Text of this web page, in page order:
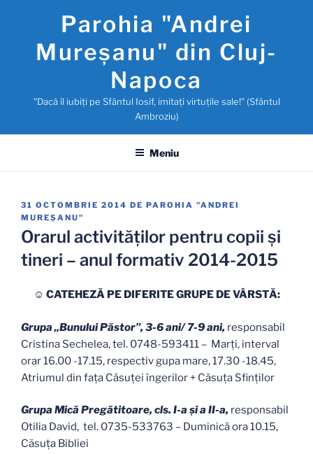
conținut
Parohia "Andrei
Mureşanu" din Cluj-
Napoca
"Dacă îl iubiţi pe Sfântul Iosif, imitaţi virtuţile sale!" (Sfântul
Ambroziu)
Meniu
PUBLICAT
PE
31 OCTOMBRIE 2014 DE PAROHIA "ANDREI
MUREŞANU"
Orarul activităților pentru copii și
tineri – anul formativ 2014-2015
☺ CATEHEZĂ PE DIFERITE GRUPE DE VÂRSTĂ:
Grupa „Bunului Păstor”, 3-6 ani/ 7-9 ani, responsabil
Cristina Sechelea, tel. 0748-593411 – Marți, interval
orar 16.00 -17.15, respectiv gupa mare, 17.30 -18.45,
Atriumul din faţa Căsuţei îngerilor + Căsuța Sfinților
Grupa Mică Pregătitoare, cls. I-a și a II-a, responsabil
Otilia David, tel. 0735-533763 – Duminică ora 10.15,
Căsuţa Bibliei